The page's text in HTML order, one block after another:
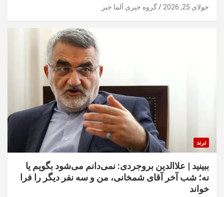
جولای 25, 2026 گروه خبری آلما خبر
ترند
ببینید | علاالدین بروجردی: نمی‌دانم می‌شود بگویم یا
نه؛ شب آخر آقای شمخانی، من و سه نفر دیگر را فرا
خواند